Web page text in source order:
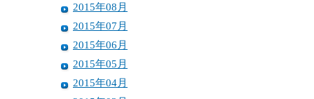
2015年08月
2015年07月
2015年06月
2015年05月
2015年04月